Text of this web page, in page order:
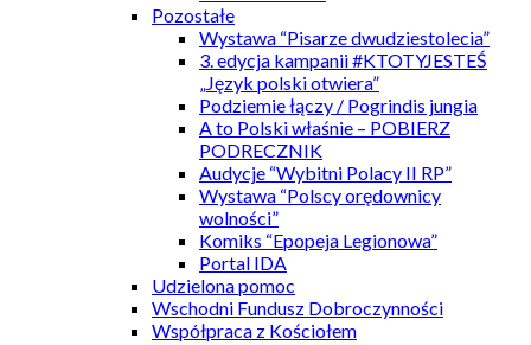
Pozostałe
Wystawa “Pisarze dwudziestolecia”
3. edycja kampanii #KTOTYJESTEŚ
„Język polski otwiera”
Podziemie łączy / Pogrindis jungia
A to Polski właśnie – POBIERZ
PODRECZNIK
Audycje “Wybitni Polacy II RP”
Wystawa “Polscy orędownicy
wolności”
Komiks “Epopeja Legionowa”
Portal IDA
Udzielona pomoc
Wschodni Fundusz Dobroczynności
Współpraca z Kościołem